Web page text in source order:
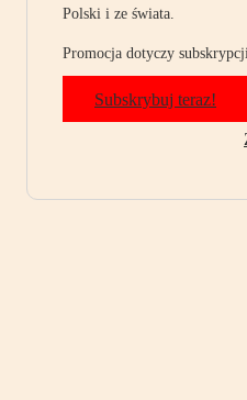
Polski i ze świata.
Promocja dotyczy
Subskrybuj teraz!